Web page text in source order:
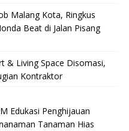
Malang Kota, Ringkus
Beat di Jalan Pisang
& Living Space Disomasi,
Kontraktor
Edukasi Penghijauan
Tanaman Hias